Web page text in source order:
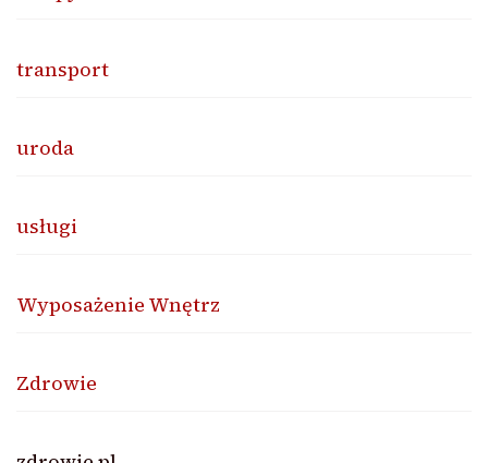
transport
uroda
usługi
Wyposażenie Wnętrz
Zdrowie